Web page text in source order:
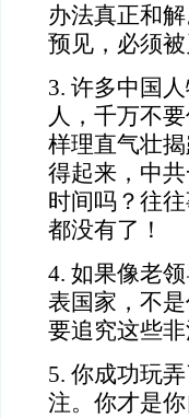
办法真正和
预见，必须被
3. 许多中国
人，千万不
样理直气壮
得起来，中
时间吗？往
都没有了！
4. 如果像老
表国家，不
要追究这些
5. 你成功玩
注。你才是